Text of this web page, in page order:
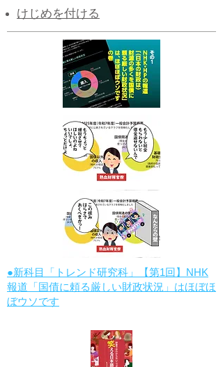
けじめを付ける
●新科目「トレンド研究科」【第1回】NHK
報道「国債に頼る厳しい財政状況」はほぼほ
ぼウソです